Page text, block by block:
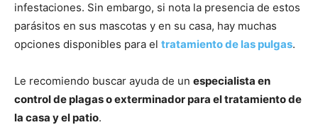
infestaciones. Sin embargo, si nota la presencia de estos
parásitos en sus mascotas y en su casa, hay muchas
opciones disponibles para el tratamiento de las pulgas.
Le recomiendo buscar ayuda de un especialista en
control de plagas o exterminador para el tratamiento de
la casa y el patio.